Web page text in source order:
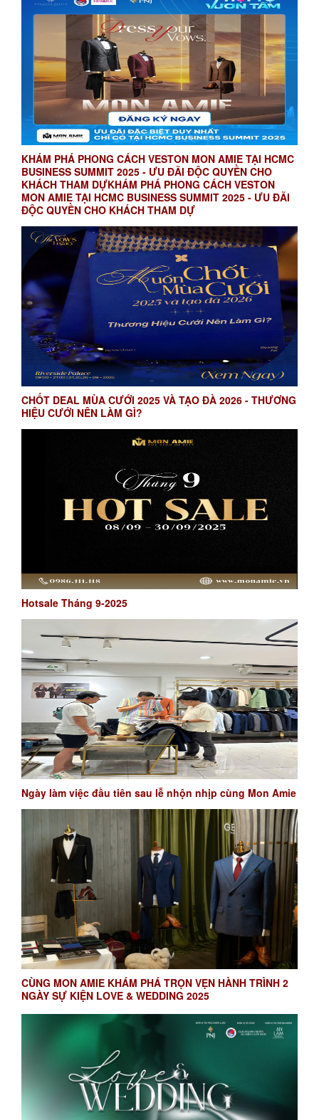
KHÁM PHÁ PHONG CÁCH VESTON MON AMIE TẠI HCMC
BUSINESS SUMMIT 2025 - ƯU ĐÃI ĐỘC QUYỀN CHO
KHÁCH THAM DỰKHÁM PHÁ PHONG CÁCH VESTON
MON AMIE TẠI HCMC BUSINESS SUMMIT 2025 - ƯU ĐÃI
ĐỘC QUYỀN CHO KHÁCH THAM DỰ
CHỐT DEAL MÙA CƯỚI 2025 VÀ TẠO ĐÀ 2026 - THƯƠNG
HIỆU CƯỚI NÊN LÀM GÌ?
Hotsale Tháng 9-2025
Ngày làm việc đầu tiên sau lễ nhộn nhịp cùng Mon Amie
CÙNG MON AMIE KHÁM PHÁ TRỌN VẸN HÀNH TRÌNH 2
NGÀY SỰ KIỆN LOVE & WEDDING 2025